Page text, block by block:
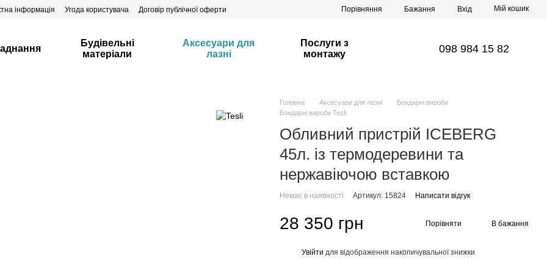
інформація Угода користувача Договір публічної оферти Порівняння Бажання Вхід Мій кошик
Будівельні
матеріали
Аксесуари для
лазні
Послуги з
монтажу
098 984 15 82
Головна Аксесуари для лазні
Бондарні вироби
Бондарні вироби Tesli
Обливний пристрій ICEBERG
45л. із термодеревини та
нержавіючою вставкою
Немає в наявності Артикул: 15824 Написати відгук
28 350 грн Порівняти В бажання
Увійти для відображення накопичувальної знижки